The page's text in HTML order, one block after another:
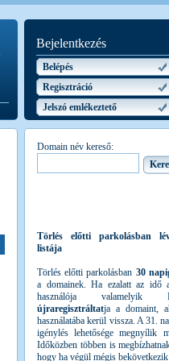
Bejelentkezés
Belépés
Regisztráció
Jelszó emlékeztető
Domain név kereső:
Törlés előtti parkolásban
listája
Törlés előtti parkolásban 30
a domainek. Ha ezalatt az idő
használója valamelyik
újraregisztráltatja a domaint,
használatába kerül vissza. A 31.
igénylés lehetősége megnyílik
Időközben többen is
hogy ha végül mégis